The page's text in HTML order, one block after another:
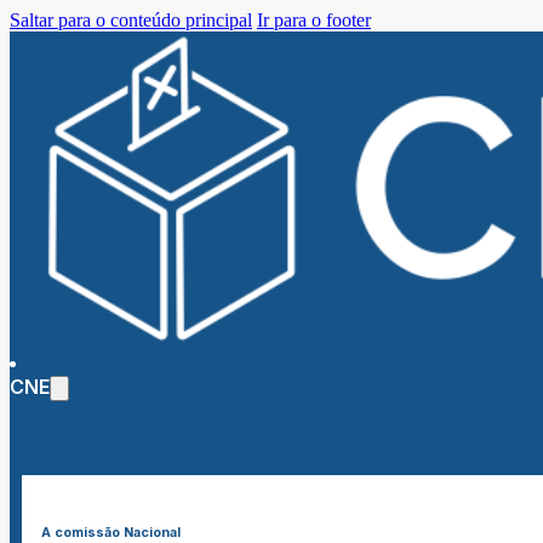
Saltar para o conteúdo principal Ir para o footer
CNE
A comissão Nacional